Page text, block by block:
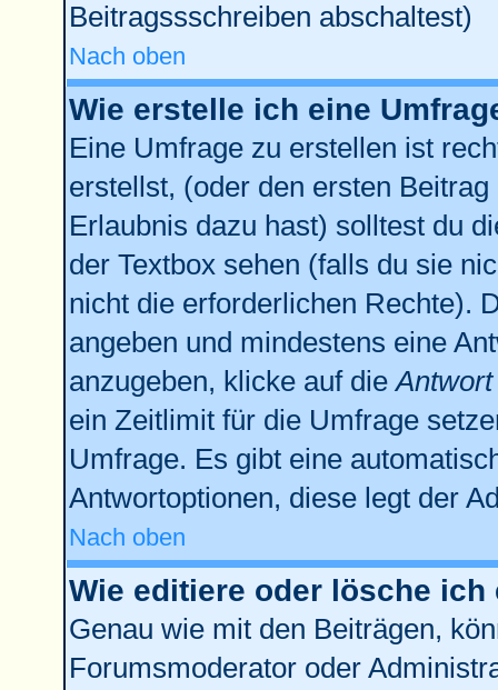
Beitragssschreiben abschaltest)
Nach oben
Wie erstelle ich eine
Eine Umfrage zu erstellen ist
erstellst, (oder den ersten
Erlaubnis dazu hast) solltest du
der Textbox sehen (falls du sie
nicht die erforderlichen Rechte).
angeben und mindestens eine
anzugeben, klicke auf die
ein Zeitlimit für die Umfrage
Umfrage. Es gibt eine
Antwortoptionen, diese legt der
Nach oben
Wie editiere oder lösche ich
Genau wie mit den Beiträgen,
Forumsmoderator oder